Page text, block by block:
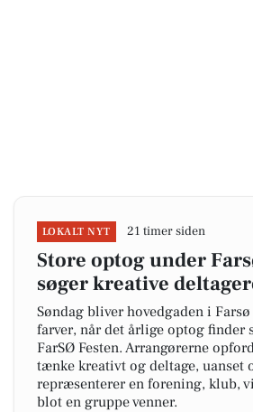
LOKALT NYT 21 timer siden
Store optog under
søger kreative
Søndag bliver hovedgaden i
farver, når det årlige optog finder
FarSØ Festen. Arrangørerne
tænke kreativt og deltage, uanset
repræsenterer en forening, klub,
blot en gruppe venner.